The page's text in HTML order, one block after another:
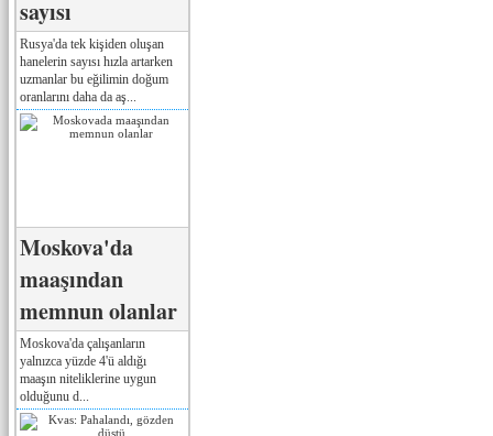
sayısı
Rusya'da tek kişiden oluşan
hanelerin sayısı hızla artarken
uzmanlar bu eğilimin doğum
oranlarını daha da aş...
Moskova'da
maaşından
memnun olanlar
Moskova'da çalışanların
yalnızca yüzde 4'ü aldığı
maaşın niteliklerine uygun
olduğunu d...